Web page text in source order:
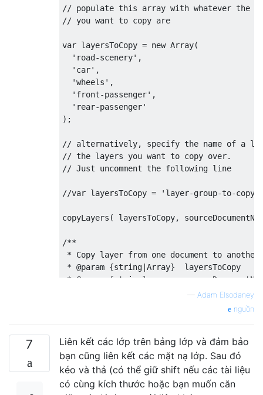
// populate this array with whatever the
// you want to copy are
var layersToCopy = new Array(
  'road-scenery',
  'car',
  'wheels',
  'front-passenger',
  'rear-passenger'
);
// alternatively, specify the name of a
// the layers you want to copy over.
// Just uncomment the following line
//var layersToCopy = 'layer-group-to-
copyLayers( layersToCopy,
/**
* Copy layer from one document to another
* @param {string|Array}  layersToCopy
* @param {string}
* @param {string}
function copyLayers( layersToCopy,
    sourceLayer,
    targetLayer,
    sourceGroup;
var sourceDoc =
— Adam Elsodaney
nguồn
7
Liên kết các lớp trên bảng lớp và đảm bảo
bạn cũng liên kết các mặt nạ lớp. Sau đó
kéo và thả (có thể giữ shift nếu các tài liệu
có cùng kích thước hoặc bạn muốn căn